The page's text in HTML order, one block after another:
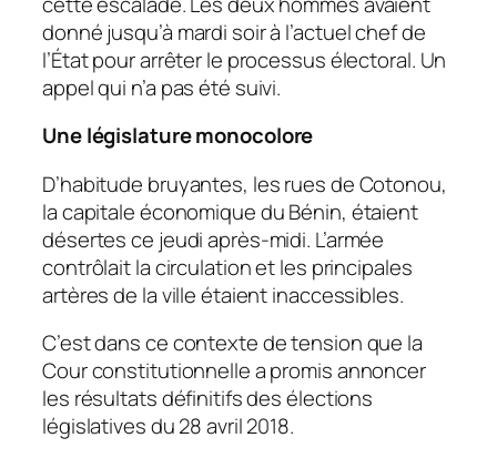
donné jusqu’à mardi soir à l’actuel chef de
l’État pour arrêter le processus électoral. Un
appel qui n’a pas été suivi.
Une législature monocolore
D’habitude bruyantes, les rues de Cotonou,
la capitale économique du Bénin, étaient
désertes ce jeudi après-midi. L’armée
contrôlait la circulation et les principales
artères de la ville étaient inaccessibles.
C’est dans ce contexte de tension que la
Cour constitutionnelle a promis annoncer
les résultats définitifs des élections
législatives du 28 avril 2018.